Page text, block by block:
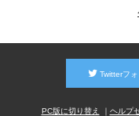
Twitterフ
PC版に切り替え ヘルプ